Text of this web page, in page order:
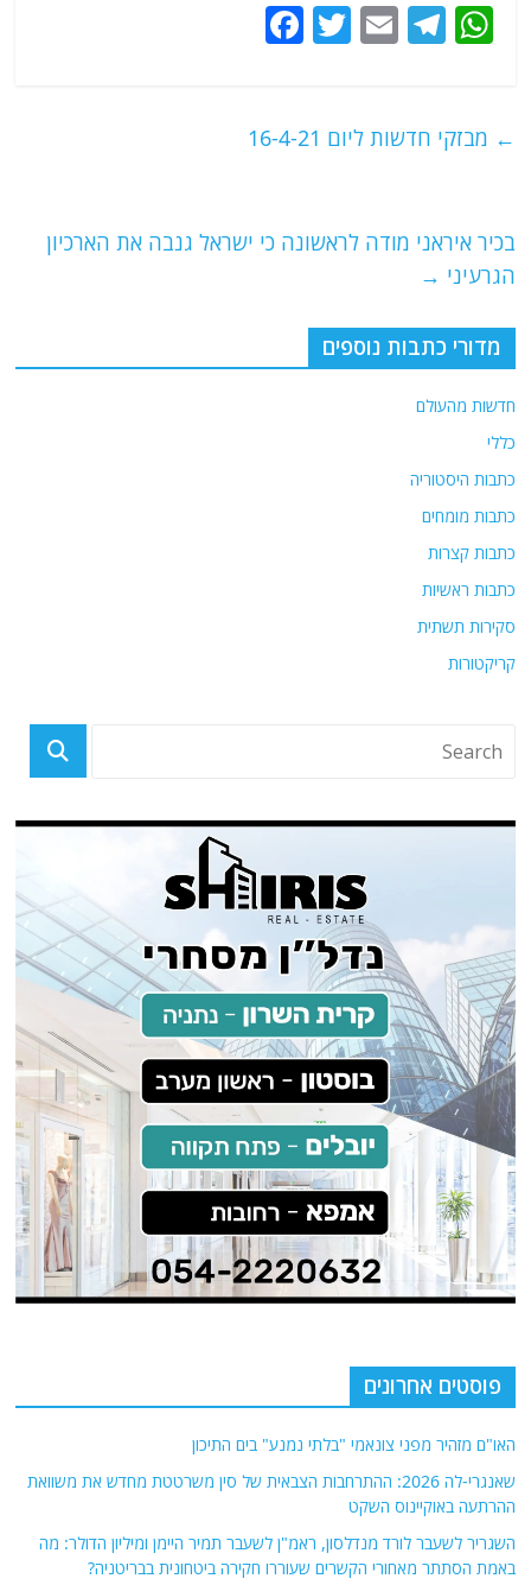
W
s
p
T
g
E
l
T
er
e
o
← מבזקי חדשות ליום 16-4-21
בכיר איראני מודה לראשונה כי ישראל גנבה את הארכיון
הגרעיני →
מדורי כתבות נוספים
חדשות מהעולם
כללי
כתבות היסטוריה
כתבות מומחים
כתבות קצרות
כתבות ראשיות
סקירות תשתית
קריקטורות
פוסטים אחרונים
האו"ם מזהיר מפני צונאמי "בלתי נמנע" בים התיכון
שאנגרי-לה 2026: ההתרחבות הצבאית של סין משרטטת מחדש את משוואת
ההרתעה באוקיינוס ​​השקט
השגריר לשעבר לורד מנדלסון, ראמ"ן לשעבר תמיר היימן ומיליון הדולר: מה
באמת הסתתר מאחורי הקשרים שעוררו חקירה ביטחונית בבריטניה?